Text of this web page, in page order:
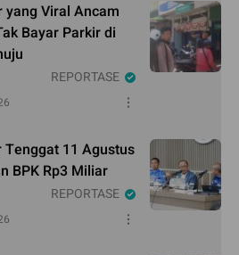
yang Viral Ancam
Bayar Parkir di
REPORTASE
11 Agustus
BPK Rp3 Miliar
REPORTASE